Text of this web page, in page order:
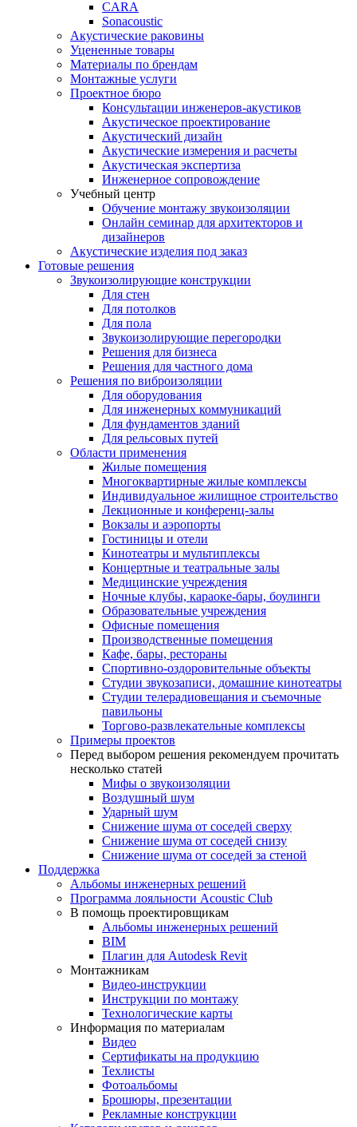
CARA
Sonacoustic
Акустические раковины
Уцененные товары
Материалы по брендам
Монтажные услуги
Проектное бюро
Консультации инженеров-акустиков
Акустическое проектирование
Акустический дизайн
Акустические измерения и расчеты
Акустическая экспертиза
Инженерное сопровождение
Учебный центр
Обучение монтажу звукоизоляции
Онлайн семинар для архитекторов и
дизайнеров
Акустические изделия под заказ
Готовые решения
Звукоизолирующие конструкции
Для стен
Для потолков
Для пола
Звукоизолирующие перегородки
Решения для бизнеса
Решения для частного дома
Решения по виброизоляции
Для оборудования
Для инженерных коммуникаций
Для фундаментов зданий
Для рельсовых путей
Области применения
Жилые помещения
Многоквартирные жилые комплексы
Индивидуальное жилищное строительство
Лекционные и конференц-залы
Вокзалы и аэропорты
Гостиницы и отели
Кинотеатры и мультиплексы
Концертные и театральные залы
Медицинские учреждения
Ночные клубы, караоке-бары, боулинги
Образовательные учреждения
Офисные помещения
Производственные помещения
Кафе, бары, рестораны
Спортивно-оздоровительные объекты
Студии звукозаписи, домашние кинотеатры
Студии телерадиовещания и съемочные
павильоны
Торгово-развлекательные комплексы
Примеры проектов
Перед выбором решения рекомендуем прочитать
несколько статей
Мифы о звукоизоляции
Воздушный шум
Ударный шум
Снижение шума от соседей сверху
Снижение шума от соседей снизу
Снижение шума от соседей за стеной
Поддержка
Альбомы инженерных решений
Программа лояльности Acoustic Club
В помощь проектировщикам
Альбомы инженерных решений
BIM
Плагин для Autodesk Revit
Монтажникам
Видео-инструкции
Инструкции по монтажу
Технологические карты
Информация по материалам
Видео
Сертификаты на продукцию
Техлисты
Фотоальбомы
Брошюры, презентации
Рекламные конструкции